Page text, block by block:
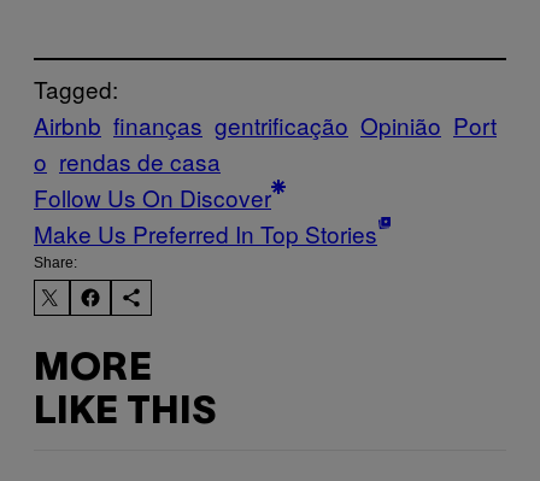
Tagged:
Airbnb finanças gentrificação Opinião Port
o rendas de casa
Follow Us On Discover
Make Us Preferred In Top Stories
Share:
MORE
LIKE THIS